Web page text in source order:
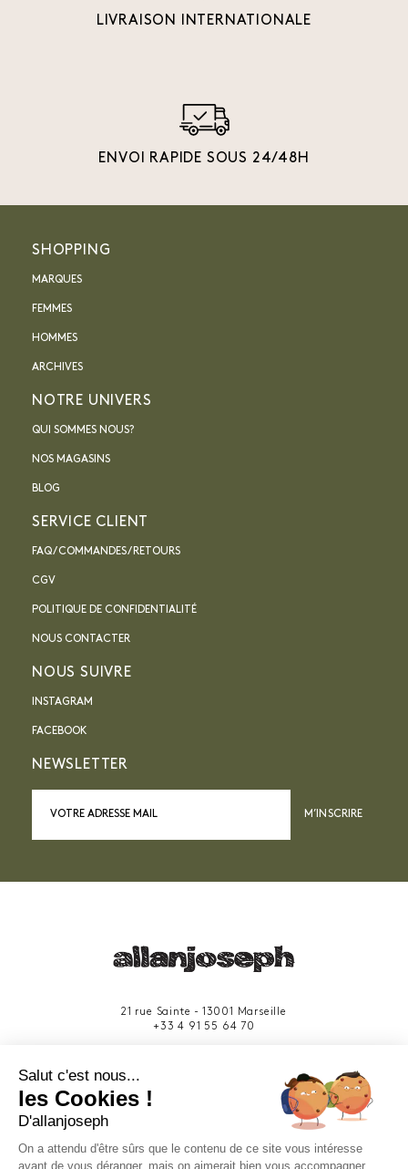
LIVRAISON INTERNATIONALE
ENVOI RAPIDE SOUS 24/48H
SHOPPING
MARQUES
FEMMES
HOMMES
ARCHIVES
NOTRE UNIVERS
QUI SOMMES NOUS?
NOS MAGASINS
BLOG
SERVICE CLIENT
FAQ / COMMANDES / RETOURS
CGV
POLITIQUE DE CONFIDENTIALITÉ
NOUS CONTACTER
NOUS SUIVRE
INSTAGRAM
FACEBOOK
NEWSLETTER
M’INSCRIRE
21 rue Sainte - 13001 Marseille
+33 4 91 55 64 70
Provence-Alpes-Côte d'Azur.
Salut c'est nous...
les Cookies !
D'allanjoseph
On a attendu d'être sûrs que le contenu de ce site vous intéresse
avant de vous déranger, mais on aimerait bien vous accompagner